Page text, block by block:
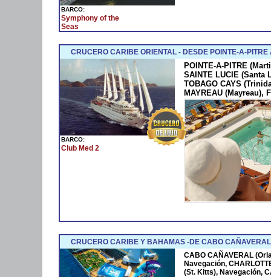
BARCO:
Symphony of the
Seas
CRUCERO CARIBE ORIENTAL - DESDE POINTE-A-PITRE
BARCO:
Club Med 2
POINTE-A-PITRE
SAINTE LUCIE (Santa
TOBAGO CAYS
MAYREAU (Mayreau),
CRUCERO CARIBE Y BAHAMAS -DE CABO
CABO CAÑAVERAL
Navegación,
(St. Kitts), Navegación,